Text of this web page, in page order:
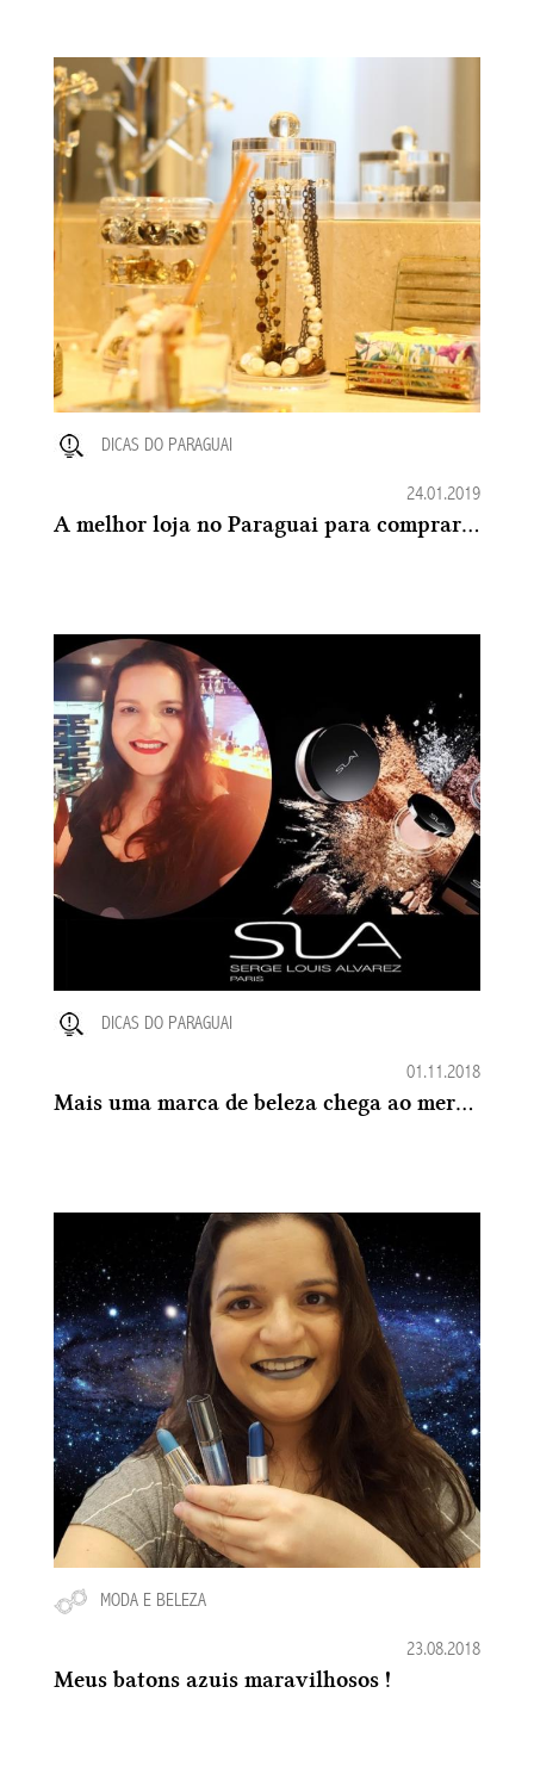
DICAS DO PARAGUAI
24.01.2019
A melhor loja no Paraguai para comprar Organizadores de Acrílico
DICAS DO PARAGUAI
01.11.2018
Mais uma marca de beleza chega ao mercado no Paraguai: A SLA Paris
MODA E BELEZA
23.08.2018
Meus batons azuis maravilhosos !